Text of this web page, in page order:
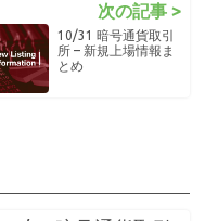
次の記事 >
10/31 暗号通貨取引
所 – 新規上場情報ま
とめ